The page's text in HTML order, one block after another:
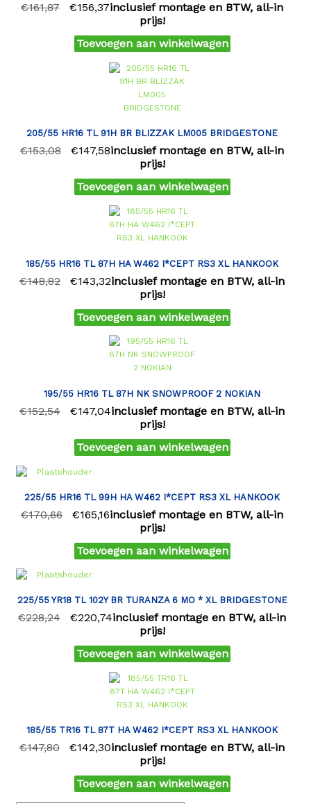
€161,87 €156,37inclusief montage en BTW, all-in
prijs!
Toevoegen aan winkelwagen
205/55 HR16 TL 91H BR BLIZZAK LM005 BRIDGESTONE
€153,08 €147,58inclusief montage en BTW, all-in
prijs!
Toevoegen aan winkelwagen
185/55 HR16 TL 87H HA W462 I*CEPT RS3 XL HANKOOK
€148,82 €143,32inclusief montage en BTW, all-in
prijs!
Toevoegen aan winkelwagen
195/55 HR16 TL 87H NK SNOWPROOF 2 NOKIAN
€152,54 €147,04inclusief montage en BTW, all-in
prijs!
Toevoegen aan winkelwagen
225/55 HR16 TL 99H HA W462 I*CEPT RS3 XL HANKOOK
€170,66 €165,16inclusief montage en BTW, all-in
prijs!
Toevoegen aan winkelwagen
225/55 YR18 TL 102Y BR TURANZA 6 MO * XL BRIDGESTONE
€228,24 €220,74inclusief montage en BTW, all-in
prijs!
Toevoegen aan winkelwagen
185/55 TR16 TL 87T HA W462 I*CEPT RS3 XL HANKOOK
€147,80 €142,30inclusief montage en BTW, all-in
prijs!
Toevoegen aan winkelwagen